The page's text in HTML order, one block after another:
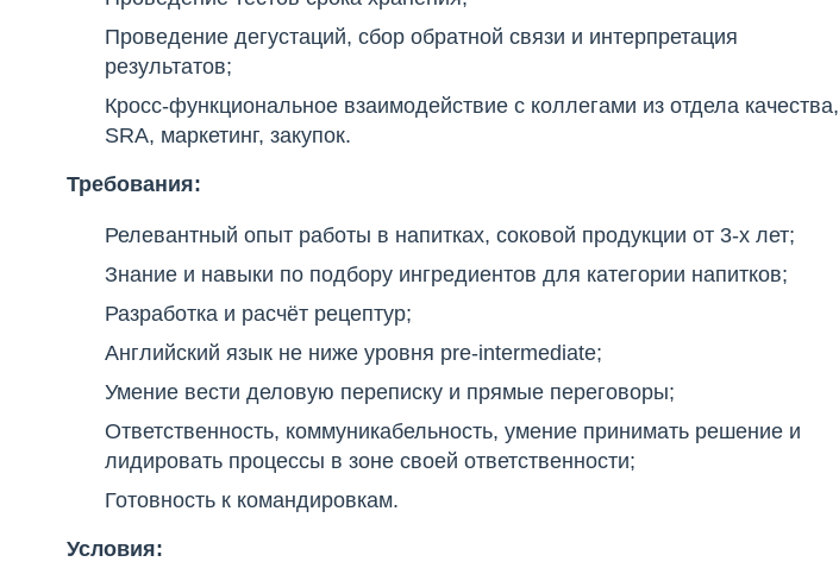
Проведение дегустаций, сбор обратной связи и интерпретация
результатов;
Кросс-функциональное взаимодействие с коллегами из отдела качества,
SRA, маркетинг, закупок.
Требования:
Релевантный опыт работы в напитках, соковой продукции от 3-х лет;
Знание и навыки по подбору ингредиентов для категории напитков;
Разработка и расчёт рецептур;
Английский язык не ниже уровня pre-intermediate;
Умение вести деловую переписку и прямые переговоры;
Ответственность, коммуникабельность, умение принимать решение и
лидировать процессы в зоне своей ответственности;
Готовность к командировкам.
Условия: